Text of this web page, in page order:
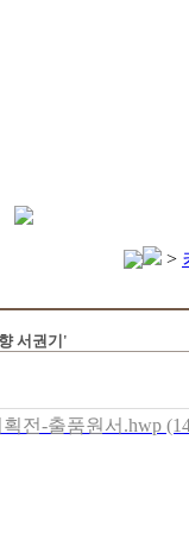
>
서권기'
전-출품원서.hwp